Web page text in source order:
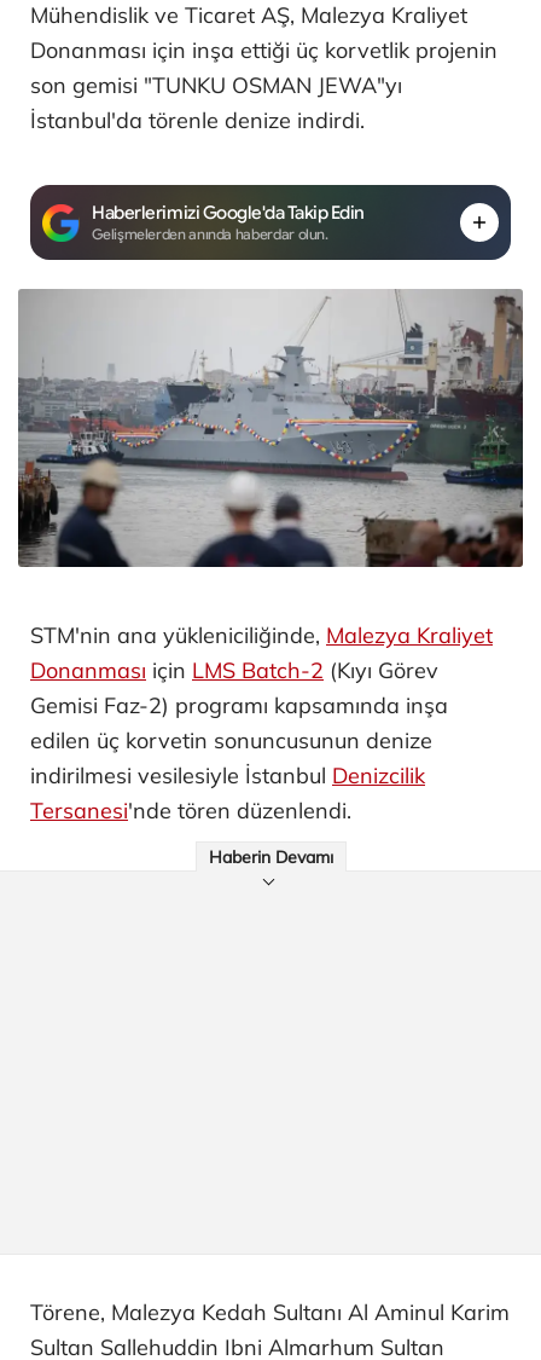
Mühendislik ve Ticaret AŞ, Malezya Kraliyet
Donanması için inşa ettiği üç korvetlik projenin
son gemisi "TUNKU OSMAN JEWA"yı
İstanbul'da törenle denize indirdi.
Haberlerimizi Google'da Takip Edin
Gelişmelerden anında haberdar olun.
STM'nin ana yükleniciliğinde, Malezya Kraliyet
Donanması için LMS Batch-2 (Kıyı Görev
Gemisi Faz-2) programı kapsamında inşa
edilen üç korvetin sonuncusunun denize
indirilmesi vesilesiyle İstanbul Denizcilik
Tersanesi'nde tören düzenlendi.
Haberin Devamı
Törene, Malezya Kedah Sultanı Al Aminul Karim
Sultan Sallehuddin Ibni Almarhum Sultan